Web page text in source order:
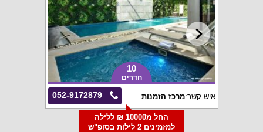
10
חדרים
052-9172879 איש קשר:מרכז הזמנות
החל מ10000 ₪ ללילה
למזמינים 2 לילות בסופ"ש